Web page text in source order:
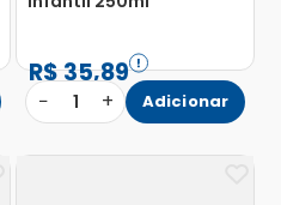
R$35,89
− 1 + Adicionar